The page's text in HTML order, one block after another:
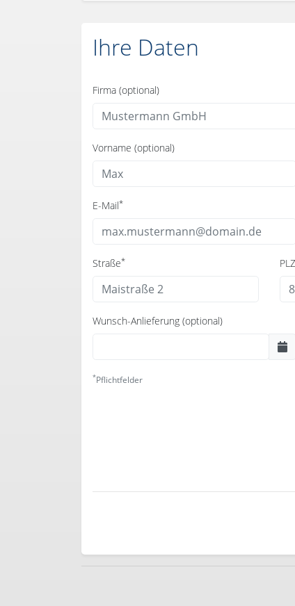
Ihre Daten
Firma (optional)
Vorname (optional)
E-Mail*
Straße*
Wunsch-Anlieferung (optional)
*Pflichtfelder